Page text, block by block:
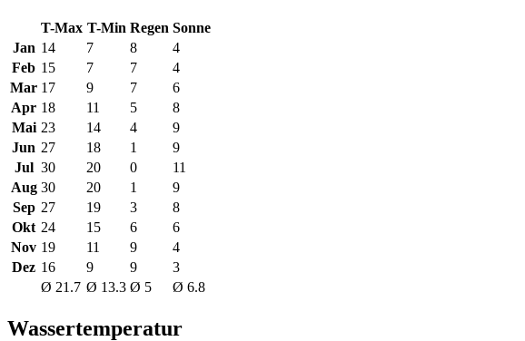
T-Max T-Min Regen Sonne
Jan 14 7 8
4
Feb 15 7 7
4
Mar 17 9 7
6
Apr 18 11 5
8
Mai 23 14 4
9
Jun 27 18 1
9
Jul 30 20 0
11
Aug 30 20 1
9
Sep 27 19 3
8
Okt 24 15 6
6
Nov 19 11 9
4
Dez 16 9 9
3
Ø 21.7 Ø 13.3 Ø 5 Ø 6.8
Wassertemperatur